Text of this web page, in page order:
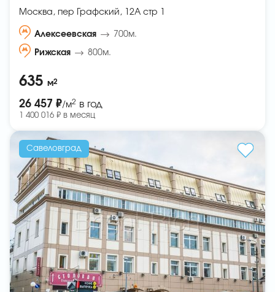
Москва, пер Графский, 12А стр 1
Алексеевская 700м.
Рижская 800м.
635 м2
26 457 ₽/м2 в год
1 400 016 ₽ в месяц
Савеловград